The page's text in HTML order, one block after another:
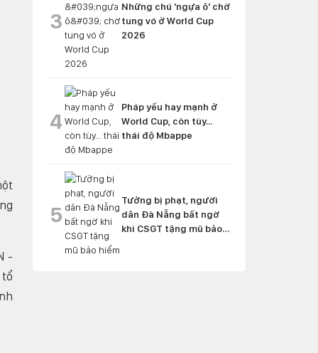
-
3
Những chú 'ngựa ô' chờ
tung vó ở World Cup
2026
4
Pháp yếu hay mạnh ở
World Cup, còn tùy...
thái độ Mbappe
5
Tưởng bị phạt, người
dân Đà Nẵng bất ngờ
khi CSGT tặng mũ bảo